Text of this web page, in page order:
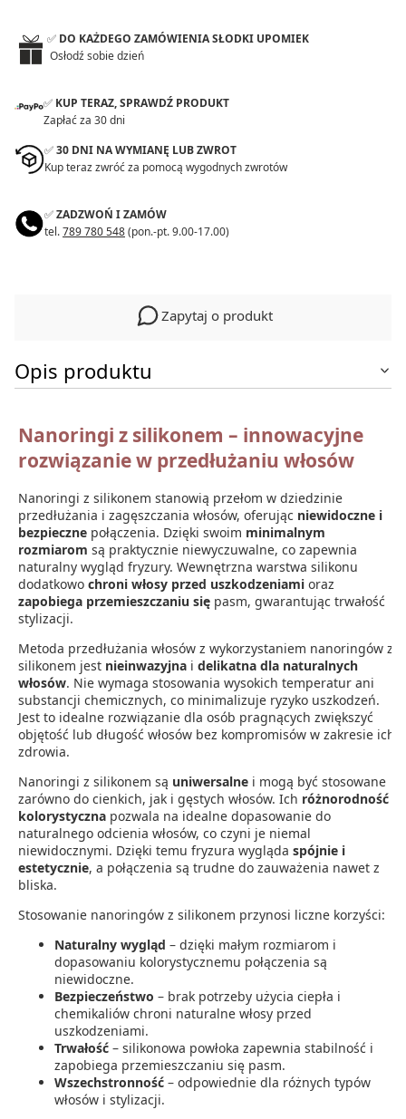
✅ DO KAŻDEGO ZAMÓWIENIA SŁODKI UPOMIEK
Osłodź sobie dzień
✅ KUP TERAZ, SPRAWDŹ PRODUKT
Zapłać za 30 dni
✅30 DNI NA WYMIANĘ LUB ZWROT
Kup teraz zwróć za pomocą wygodnych zwrotów
✅ZADZWOŃ I ZAMÓW
tel.789 780 548(pon.-pt. 9.00-17.00)
Zapytaj o produkt
Opis produktu
Nanoringi z silikonem – innowacyjne
rozwiązanie w przedłużaniu włosów
Nanoringi z silikonem stanowią przełom w dziedzinie
przedłużania i zagęszczania włosów, oferując niewidoczne i
bezpieczne połączenia. Dzięki swoim minimalnym
rozmiarom są praktycznie niewyczuwalne, co zapewnia
naturalny wygląd fryzury. Wewnętrzna warstwa silikonu
dodatkowo chroni włosy przed uszkodzeniami oraz
zapobiega przemieszczaniu się pasm, gwarantując trwałość
stylizacji.
Metoda przedłużania włosów z wykorzystaniem nanoringów z
silikonem jest nieinwazyjna i delikatna dla naturalnych
włosów. Nie wymaga stosowania wysokich temperatur ani
substancji chemicznych, co minimalizuje ryzyko uszkodzeń.
Jest to idealne rozwiązanie dla osób pragnących zwiększyć
objętość lub długość włosów bez kompromisów w zakresie ich
zdrowia.
Nanoringi z silikonem są uniwersalne i mogą być stosowane
zarówno do cienkich, jak i gęstych włosów. Ich różnorodność
kolorystyczna pozwala na idealne dopasowanie do
naturalnego odcienia włosów, co czyni je niemal
niewidocznymi. Dzięki temu fryzura wygląda spójnie i
estetycznie, a połączenia są trudne do zauważenia nawet z
bliska.
Stosowanie nanoringów z silikonem przynosi liczne korzyści:
Naturalny wygląd – dzięki małym rozmiarom i
dopasowaniu kolorystycznemu połączenia są
niewidoczne.
Bezpieczeństwo – brak potrzeby użycia ciepła i
chemikaliów chroni naturalne włosy przed
uszkodzeniami.
Trwałość – silikonowa powłoka zapewnia stabilność i
zapobiega przemieszczaniu się pasm.
Wszechstronność – odpowiednie dla różnych typów
włosów i stylizacji.